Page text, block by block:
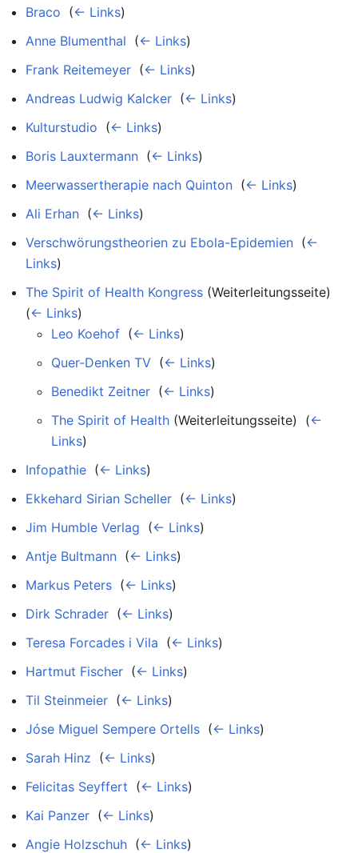
Braco (← Links)
Anne Blumenthal (← Links)
Frank Reitemeyer (← Links)
Andreas Ludwig Kalcker (← Links)
Kulturstudio (← Links)
Boris Lauxtermann (← Links)
Meerwassertherapie nach Quinton (← Links)
Ali Erhan (← Links)
Verschwörungstheorien zu Ebola-Epidemien (←
Links)
The Spirit of Health Kongress (Weiterleitungsseite) ‎
(← Links)
Leo Koehof (← Links)
Quer-Denken TV (← Links)
Benedikt Zeitner (← Links)
The Spirit of Health (Weiterleitungsseite) ‎ (←
Links)
Infopathie (← Links)
Ekkehard Sirian Scheller (← Links)
Jim Humble Verlag (← Links)
Antje Bultmann (← Links)
Markus Peters (← Links)
Dirk Schrader (← Links)
Teresa Forcades i Vila (← Links)
Hartmut Fischer (← Links)
Til Steinmeier (← Links)
Jóse Miguel Sempere Ortells (← Links)
Sarah Hinz (← Links)
Felicitas Seyffert (← Links)
Kai Panzer (← Links)
Angie Holzschuh (← Links)